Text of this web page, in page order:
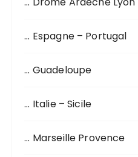
… Espagne – Portugal
… Guadeloupe
… Italie – Sicile
… Marseille Provence